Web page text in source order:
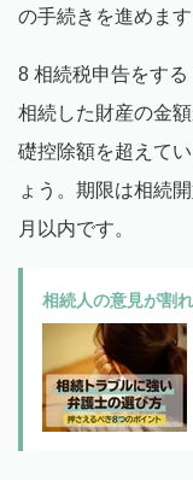
の手続きを進めます
8 相続税申告をする
相続した財産の金
礎控除額を超えて
ょう。期限は相続
月以内です。
相続人の意見が割